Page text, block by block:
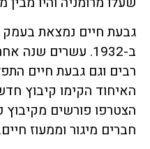
גבעת חיים נמצאת
ב-1932. עשרים
רבים וגם גבעת חיים
האיחוד הקימו קיבוץ
הצטרפו פורשים מקיבוץ
חברים מיגור וממעוז חיים.